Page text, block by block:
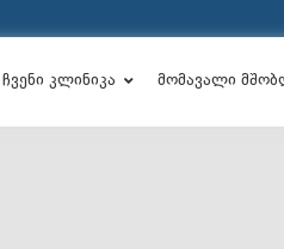
ჩვენი კლინიკა მომავალი